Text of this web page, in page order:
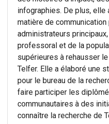
infographies. De plus,
matière de
administrateurs
professoral et de la
supérieures à rehausser
Telfer. Elle a élaboré une
pour le bureau de la
faire participer les
communautaires à des
connaître la recherche de